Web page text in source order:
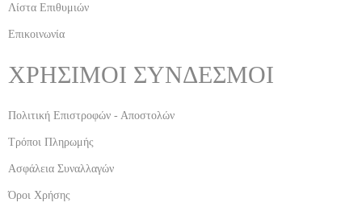
Λίστα Επιθυμιών
Επικοινωνία
ΧΡΗΣΙΜΟΙ ΣΥΝΔΕΣΜΟΙ
Πολιτική Επιστροφών - Αποστολών
Τρόποι Πληρωμής
Ασφάλεια Συναλλαγών
Όροι Χρήσης